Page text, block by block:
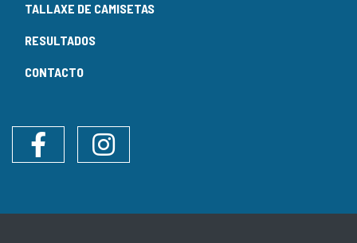
TALLAXE DE CAMISETAS
RESULTADOS
CONTACTO
Instagram